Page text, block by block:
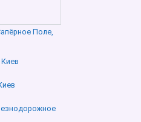
Поле,